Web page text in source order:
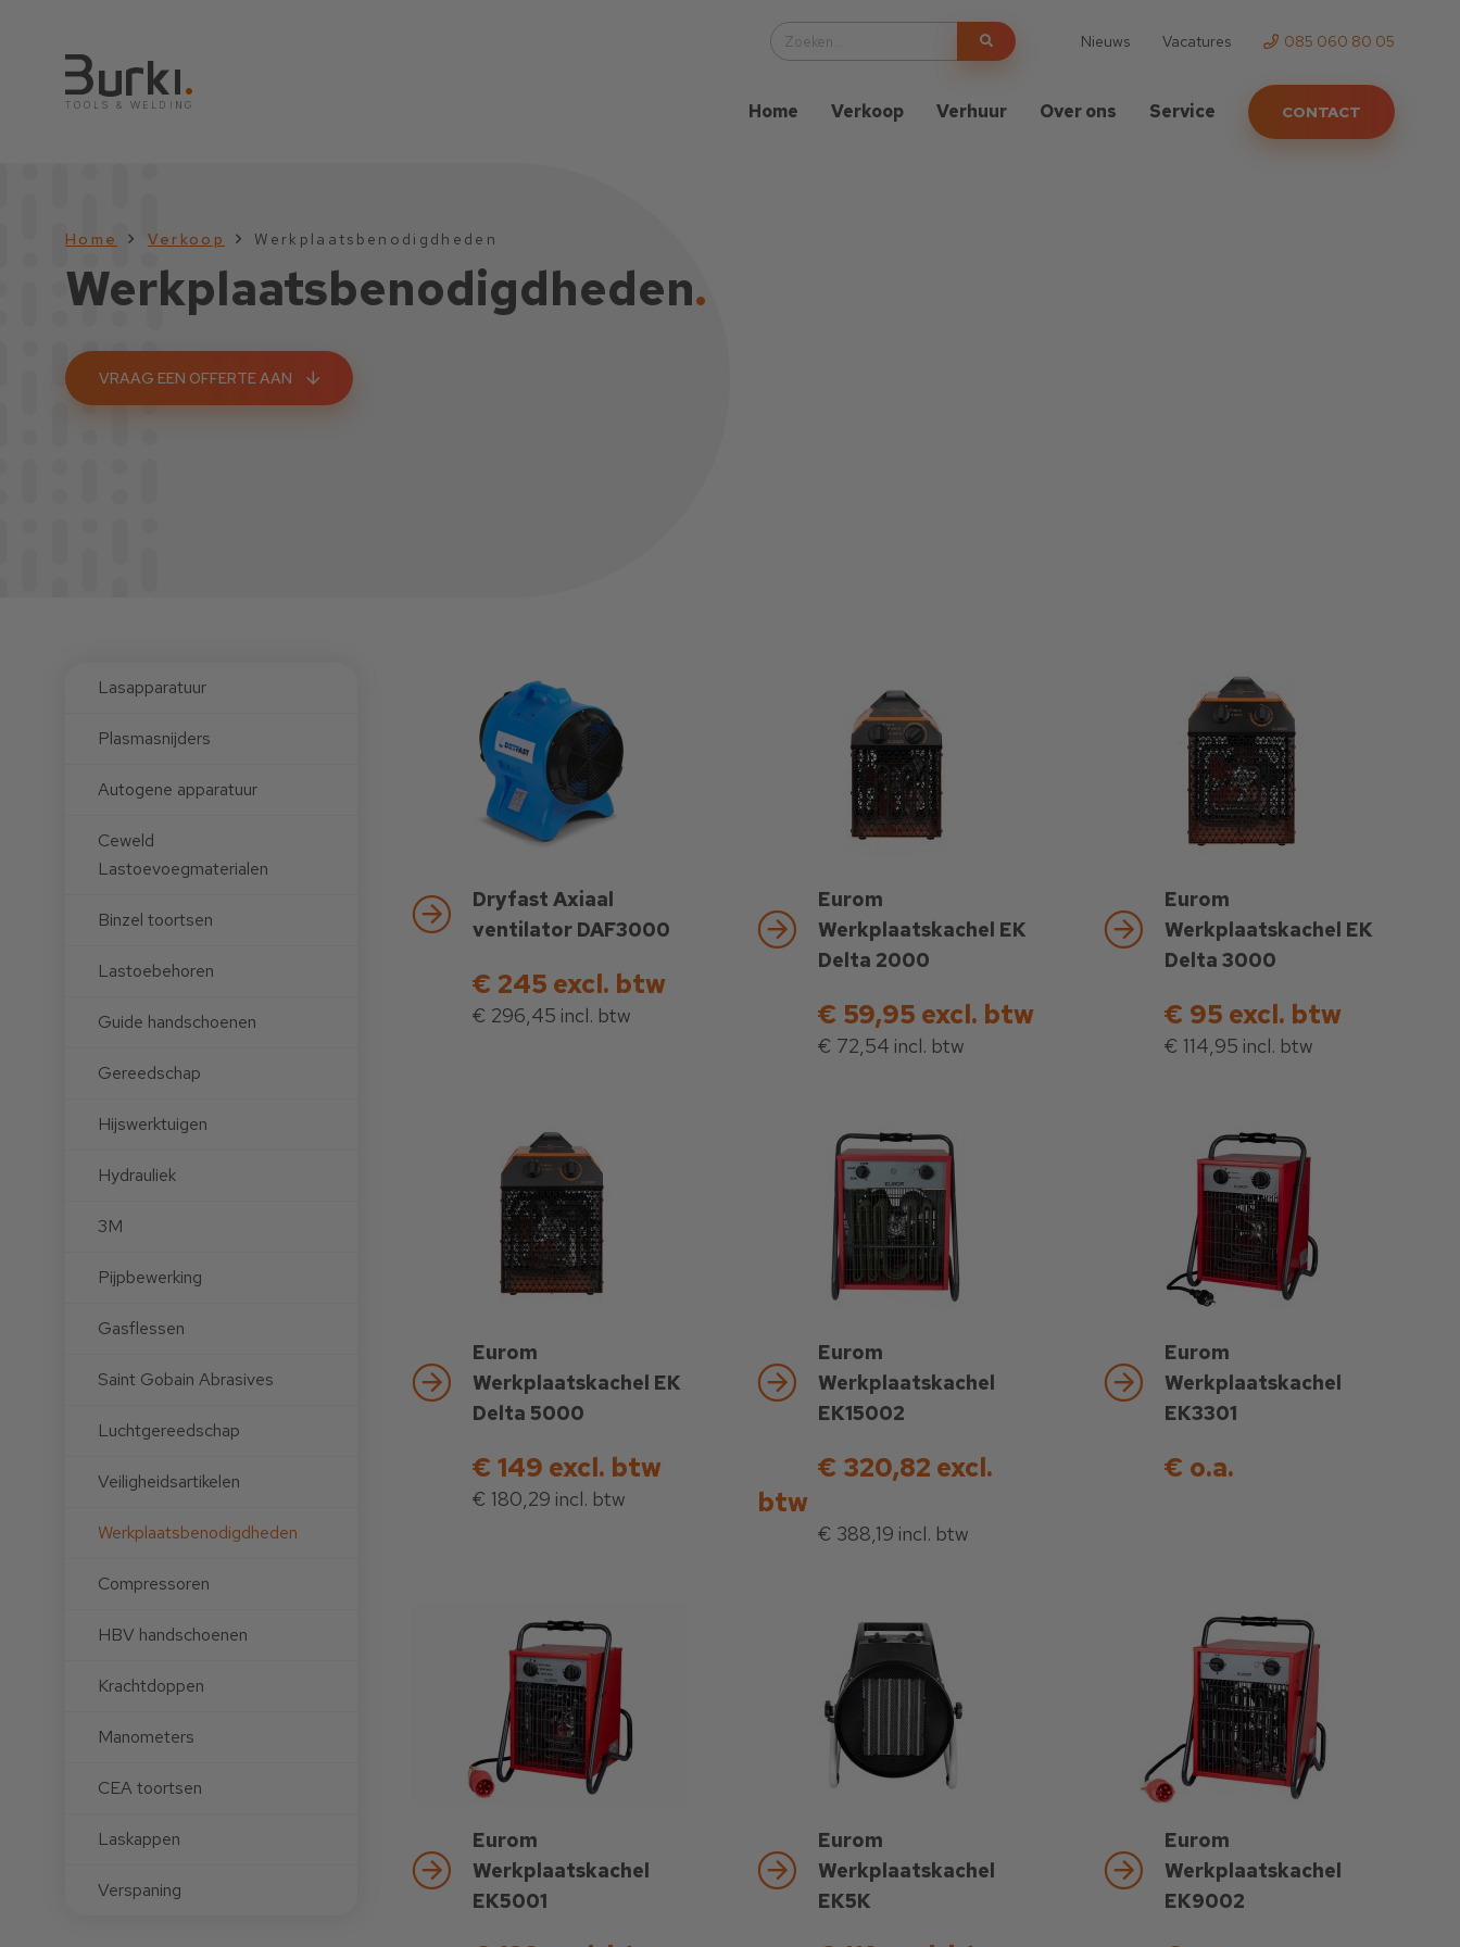
Nieuws Vacatures 085 060 80 05
Home Verkoop Verhuur Over ons Service CONTACT
Home Verkoop Werkplaatsbenodigdheden
Werkplaatsbenodigdheden.
VRAAG EEN OFFERTE AAN
Lasapparatuur
Plasmasnijders
Autogene apparatuur
Ceweld
Lastoevoegmaterialen
Binzel toortsen
Lastoebehoren
Guide handschoenen
Gereedschap
Hijswerktuigen
Hydrauliek
3M
Pijpbewerking
Gasflessen
Saint Gobain Abrasives
Luchtgereedschap
Veiligheidsartikelen
Werkplaatsbenodigdheden
Compressoren
HBV handschoenen
Krachtdoppen
Manometers
CEA toortsen
Laskappen
Verspaning
Dryfast Axiaal
ventilator DAF3000
€ 245 excl. btw
€ 296,45 incl. btw
Eurom
Werkplaatskachel EK
Delta 2000
€ 59,95 excl. btw
€ 72,54 incl. btw
Eurom
Werkplaatskachel EK
Delta 3000
€ 95 excl. btw
€ 114,95 incl. btw
Eurom
Werkplaatskachel EK
Delta 5000
€ 149 excl. btw
€ 180,29 incl. btw
Eurom
Werkplaatskachel
EK15002
€ 320,82 excl.
btw
€ 388,19 incl. btw
Eurom
Werkplaatskachel
EK3301
€ o.a.
Eurom
Werkplaatskachel
EK5001
Eurom
Werkplaatskachel
EK5K
Eurom
Werkplaatskachel
EK9002